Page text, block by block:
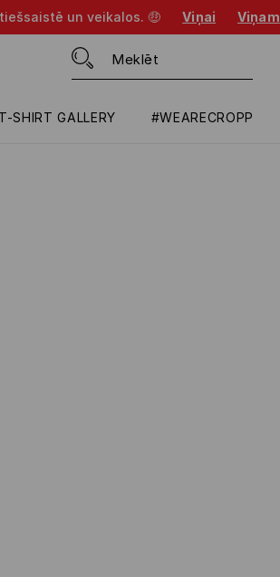
un veikalos. 🤑 Viņai Viņam
T-SHIRT GALLERY #WEARECROPP